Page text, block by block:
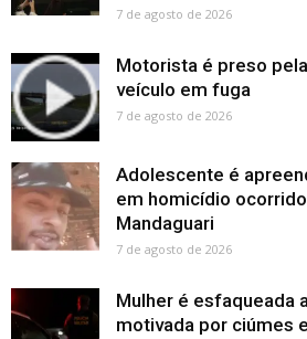
7 de agosto de 2026
Motorista é preso
veículo em fuga
7 de agosto de 2026
Adolescente é
em homicídio
Mandaguari
7 de agosto de 2026
Mulher é esfaqueada
motivada por ciúmes